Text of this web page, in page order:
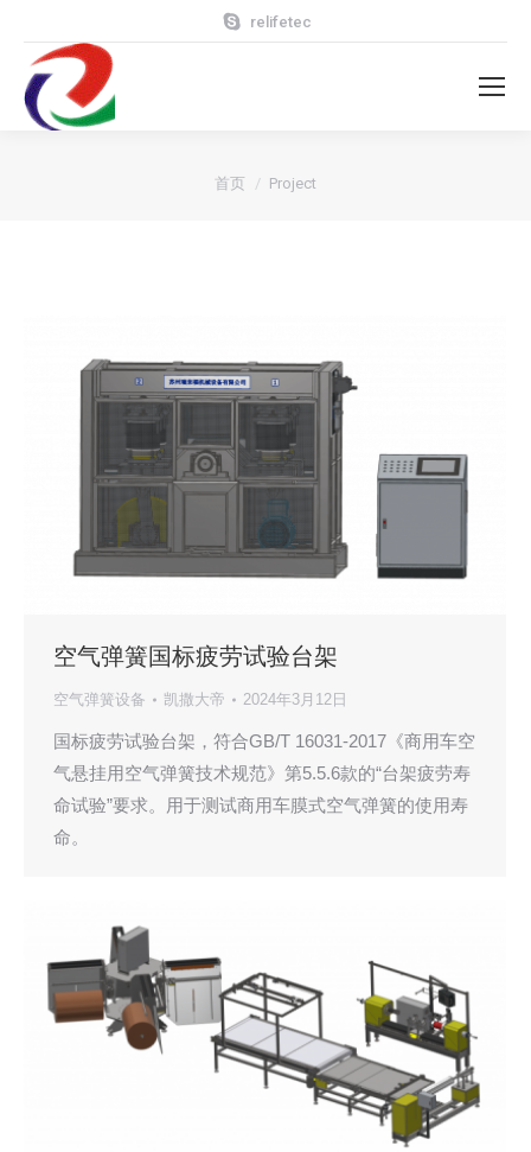
relifetec
您在这里：
首页 Project
空气弹簧国标疲劳试验台架
空气弹簧设备 凯撒大帝 2024年3月12日
国标疲劳试验台架，符合GB/T 16031-2017《商用车空
气悬挂用空气弹簧技术规范》第5.5.6款的“台架疲劳寿
命试验”要求。用于测试商用车膜式空气弹簧的使用寿
命。